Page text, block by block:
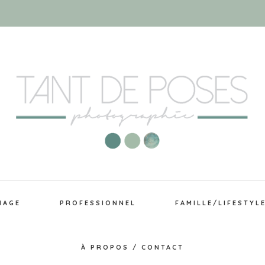
PROFESSIONNEL FAMILLE/LIFESTYLE
À PROPOS / CONTACT